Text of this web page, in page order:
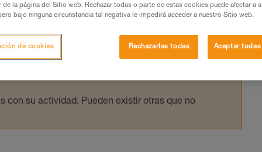
productos utilizados en este consejo antes de
de la ficha técnica para poder comprender
y un entrenamiento específico. Confirme a
estas técnicas, solo y con total seguridad,
con su actividad. Pueden existir otras que no
de la página del Sitio web. Rechazar todas o parte de estas cookies puede afectar a
bajo ninguna circunstancia tal negativa le impedirá acceder a nuestro Sitio web.
Rechazarlas todas Aceptar
de cookies